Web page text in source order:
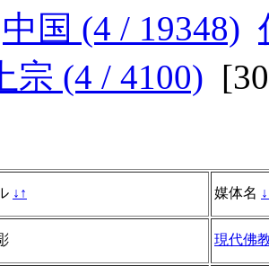
中国 (4 / 19348)
宗 (4 / 4100) [
↓ ↑ 媒体名 ↓
現代佛